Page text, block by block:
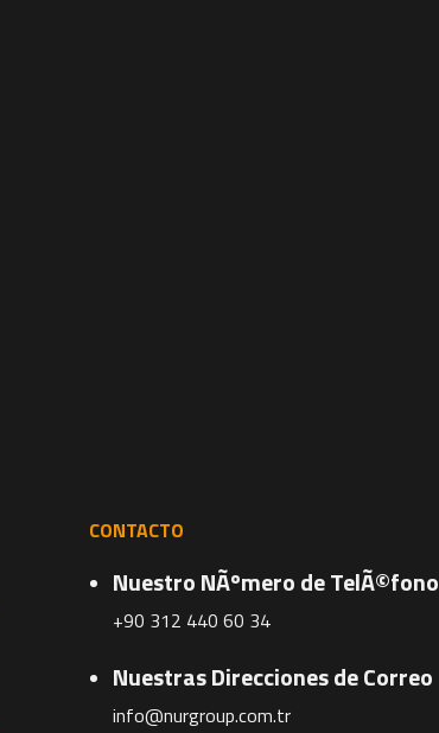
CONTACTO
Nuestro NÃºmero de TelÃ©fono
+90 312 440 60 34
Nuestras Direcciones de Correo
info@nurgroup.com.tr